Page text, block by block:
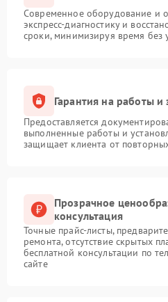
Современное оборудование и
экспресс-диагностику и
сроки, минимизируя время без
Гарантия на работы и
Предоставляется
выполненные работы и
защищает клиента от
Прозрачное
консультация
Точные прайс-листы,
ремонта, отсутствие скрытых
бесплатной консультации по
сайте